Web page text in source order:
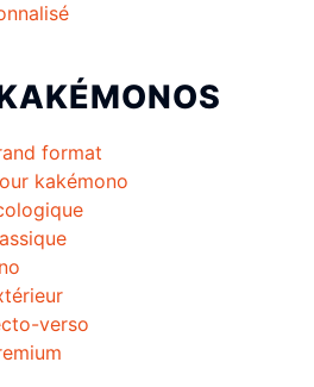
format
kakémono
verso